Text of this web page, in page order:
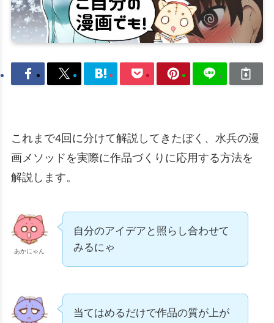
これまで4回に分けて解説してきたぼく、水兵の漫
画メソッドを実際に作品づくりに応用する方法を
解説します。
あかにゃん
自分のアイデアと照らし合わせて
みるにゃ
当てはめるだけで作品の質が上が